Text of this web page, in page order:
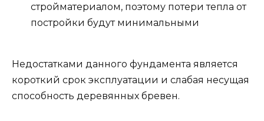
стройматериалом, поэтому потери тепла от
постройки будут минимальными
Недостатками данного фундамента является
короткий срок эксплуатации и слабая несущая
способность деревянных бревен.